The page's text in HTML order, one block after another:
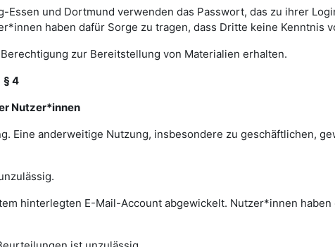
und Dortmund verwenden das Passwort, das zu ihrer
haben dafür Sorge zu tragen, dass Dritte keine Kenntnis
zur Bereitstellung von Materialien erhalten.
§ 4
Nutzer*innen
Eine anderweitige Nutzung, insbesondere zu geschäftlichen,
hinterlegten E-Mail-Account abgewickelt. Nutzer*innen